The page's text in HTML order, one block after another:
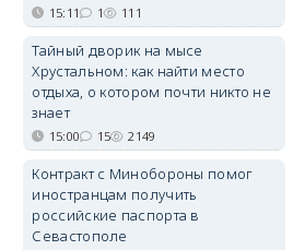
15:11 1 111
Тайный дворик на мысе
Хрустальном: как найти место
отдыха, о котором почти никто не
знает
15:00 15 2149
Контракт с Минобороны помог
иностранцам получить
российские паспорта в
Севастополе